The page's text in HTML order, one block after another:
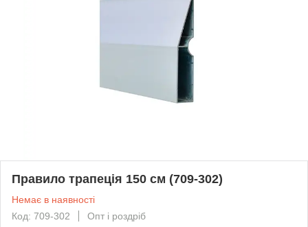
Правило трапеція 150 см (709-302)
Немає в наявності
Код: 709-302
Опт і роздріб